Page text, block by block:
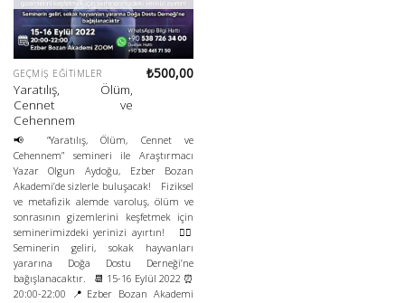
GEÇMIŞ EĞITIMLER
Yaratılış, Ölüm,
Cennet ve
Cehennem
₺500,00
📢 “Yaratılış, Ölüm, Cennet ve
Cehennem” semineri ile Araştırmacı
Yazar Olgun Aydoğu, Ezber Bozan
Akademi’de sizlerle buluşacak! Fiziksel
ve metafizik alemde varoluş, ölüm ve
sonrasının gizemlerini keşfetmek için
seminerimizdeki yerinizi ayırtın! 👉🏻
Seminerin geliri, sokak hayvanları
yararına Doğa Dostu Derneği’ne
bağışlanacaktır. 📆 15-16 Eylül 2022 ⏰
20:00-22:00 📍Ezber Bozan Akademi